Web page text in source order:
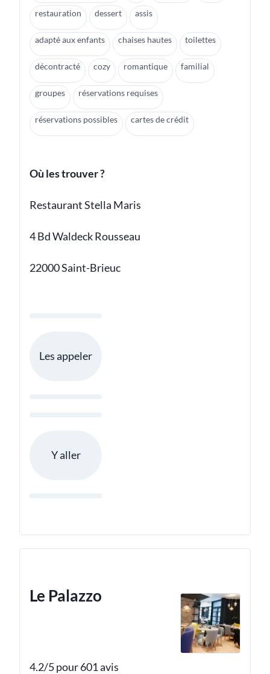
restauration dessert assis
adapté aux enfants chaises hautes toilettes
décontracté cozy romantique familial
groupes réservations requises
réservations possibles cartes de crédit
Où les trouver ?
Restaurant Stella Maris
4 Bd Waldeck Rousseau
22000 Saint-Brieuc
Les appeler
Y aller
Le Palazzo
4.2/5 pour 601 avis